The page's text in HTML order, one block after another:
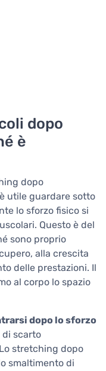
dopo
è
dopo
utile guardare sotto
lo sforzo fisico si
Questo è del
sono proprio
alla crescita
delle prestazioni. Il
al corpo lo spazio
dopo lo sforzo
di scarto
stretching dopo
smaltimento di